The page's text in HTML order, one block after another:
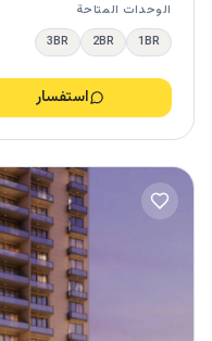
الوحدات المتاحة
1BR
2BR
3BR
استفسار